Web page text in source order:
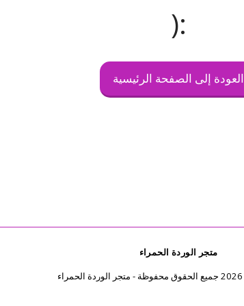
:(
العودة إلى الصفحة الرئيسية
متجر الوردة الحمراء
متجر الوردة الحمراء